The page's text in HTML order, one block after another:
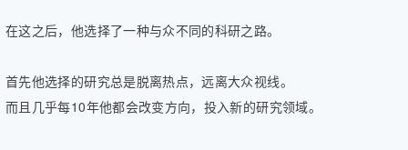
在这之后，他选择了一种与众不同的科研之路。
首先他选择的研究总是脱离热点，远离大众视线。
而且几乎每10年他都会改变方向，投入新的研究领域。